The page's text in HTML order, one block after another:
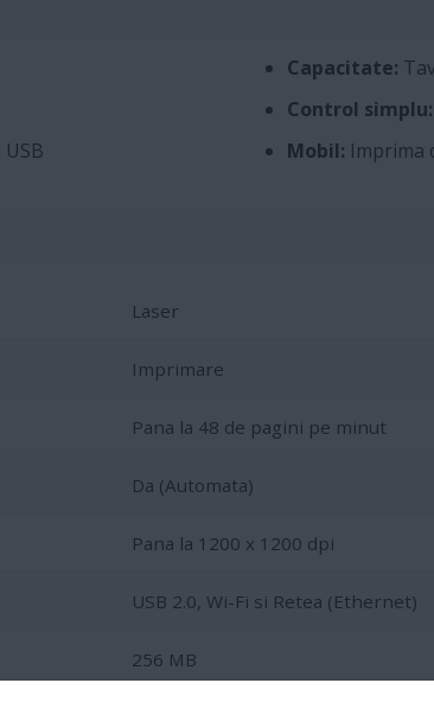
Capacitate:
Control simplu:
Mobil: Imprima
Laser
Imprimare
Pana la 48 de pagini pe minut
Da (Automata)
Pana la 1200 x 1200 dpi
USB 2.0, Wi-Fi si Retea (Ethernet)
256 MB